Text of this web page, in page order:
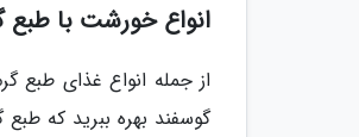
انواع خورشت با طبع
از جمله انواع غذای طبع
گوسفند بهره ببرید که